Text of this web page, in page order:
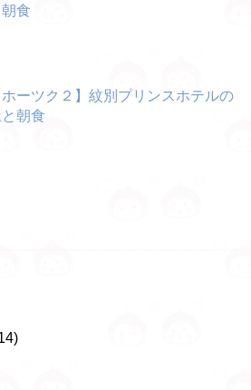
食
ホーツク２】紋別プリンスホテルの
朝食